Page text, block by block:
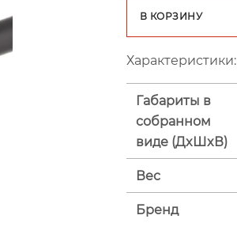
В КОРЗИНУ
Характеристики:
Габариты в
собранном
виде (ДxШxВ)
Вес
Бренд